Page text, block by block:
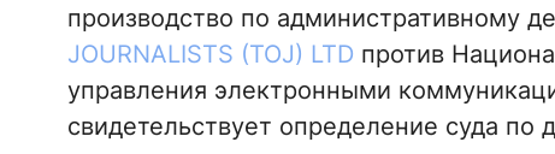
производство по административному
JOURNALISTS (TOJ) LTD против
управления электронными
свидетельствует определение суда